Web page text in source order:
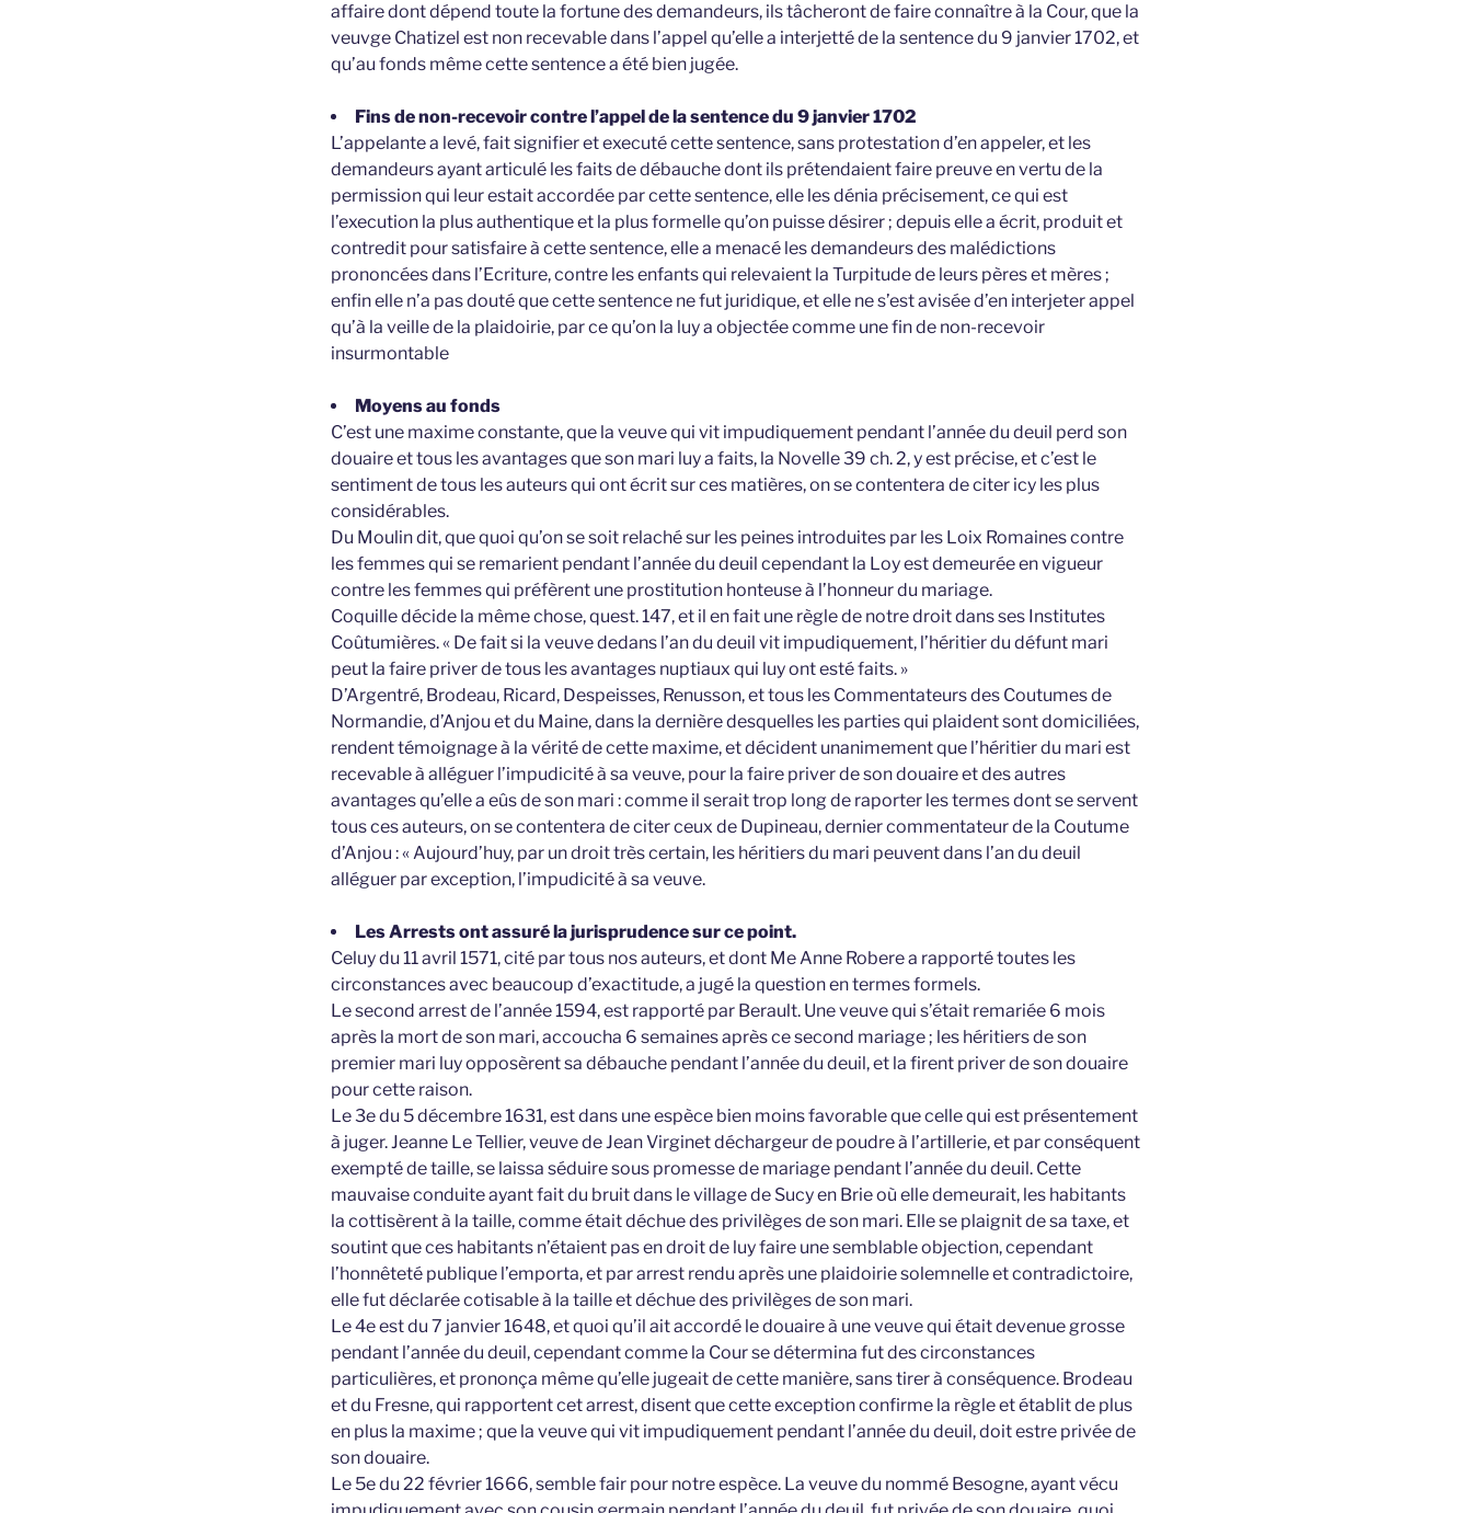
affaire dont dépend toute la fortune des demandeurs, ils tâcheront de faire connaître à la Cour, que la
veuvge Chatizel est non recevable dans l’appel qu’elle a interjetté de la sentence du 9 janvier 1702, et
qu’au fonds même cette sentence a été bien jugée.
Fins de non-recevoir contre l’appel de la sentence du 9 janvier 1702
L’appelante a levé, fait signifier et executé cette sentence, sans protestation d’en appeler, et les
demandeurs ayant articulé les faits de débauche dont ils prétendaient faire preuve en vertu de la
permission qui leur estait accordée par cette sentence, elle les dénia précisement, ce qui est
l’execution la plus authentique et la plus formelle qu’on puisse désirer ; depuis elle a écrit, produit et
contredit pour satisfaire à cette sentence, elle a menacé les demandeurs des malédictions
prononcées dans l’Ecriture, contre les enfants qui relevaient la Turpitude de leurs pères et mères ;
enfin elle n’a pas douté que cette sentence ne fut juridique, et elle ne s’est avisée d’en interjeter appel
qu’à la veille de la plaidoirie, par ce qu’on la luy a objectée comme une fin de non-recevoir
insurmontable
Moyens au fonds
C’est une maxime constante, que la veuve qui vit impudiquement pendant l’année du deuil perd son
douaire et tous les avantages que son mari luy a faits, la Novelle 39 ch. 2, y est précise, et c’est le
sentiment de tous les auteurs qui ont écrit sur ces matières, on se contentera de citer icy les plus
considérables.
Du Moulin dit, que quoi qu’on se soit relaché sur les peines introduites par les Loix Romaines contre
les femmes qui se remarient pendant l’année du deuil cependant la Loy est demeurée en vigueur
contre les femmes qui préfèrent une prostitution honteuse à l’honneur du mariage.
Coquille décide la même chose, quest. 147, et il en fait une règle de notre droit dans ses Institutes
Coûtumières. « De fait si la veuve dedans l’an du deuil vit impudiquement, l’héritier du défunt mari
peut la faire priver de tous les avantages nuptiaux qui luy ont esté faits. »
D’Argentré, Brodeau, Ricard, Despeisses, Renusson, et tous les Commentateurs des Coutumes de
Normandie, d’Anjou et du Maine, dans la dernière desquelles les parties qui plaident sont domiciliées,
rendent témoignage à la vérité de cette maxime, et décident unanimement que l’héritier du mari est
recevable à alléguer l’impudicité à sa veuve, pour la faire priver de son douaire et des autres
avantages qu’elle a eûs de son mari : comme il serait trop long de raporter les termes dont se servent
tous ces auteurs, on se contentera de citer ceux de Dupineau, dernier commentateur de la Coutume
d’Anjou : « Aujourd’huy, par un droit très certain, les héritiers du mari peuvent dans l’an du deuil
alléguer par exception, l’impudicité à sa veuve.
Les Arrests ont assuré la jurisprudence sur ce point.
Celuy du 11 avril 1571, cité par tous nos auteurs, et dont Me Anne Robere a rapporté toutes les
circonstances avec beaucoup d’exactitude, a jugé la question en termes formels.
Le second arrest de l’année 1594, est rapporté par Berault. Une veuve qui s’était remariée 6 mois
après la mort de son mari, accoucha 6 semaines après ce second mariage ; les héritiers de son
premier mari luy opposèrent sa débauche pendant l’année du deuil, et la firent priver de son douaire
pour cette raison.
Le 3e du 5 décembre 1631, est dans une espèce bien moins favorable que celle qui est présentement
à juger. Jeanne Le Tellier, veuve de Jean Virginet déchargeur de poudre à l’artillerie, et par conséquent
exempté de taille, se laissa séduire sous promesse de mariage pendant l’année du deuil. Cette
mauvaise conduite ayant fait du bruit dans le village de Sucy en Brie où elle demeurait, les habitants
la cottisèrent à la taille, comme était déchue des privilèges de son mari. Elle se plaignit de sa taxe, et
soutint que ces habitants n’étaient pas en droit de luy faire une semblable objection, cependant
l’honnêteté publique l’emporta, et par arrest rendu après une plaidoirie solemnelle et contradictoire,
elle fut déclarée cotisable à la taille et déchue des privilèges de son mari.
Le 4e est du 7 janvier 1648, et quoi qu’il ait accordé le douaire à une veuve qui était devenue grosse
pendant l’année du deuil, cependant comme la Cour se détermina fut des circonstances
particulières, et prononça même qu’elle jugeait de cette manière, sans tirer à conséquence. Brodeau
et du Fresne, qui rapportent cet arrest, disent que cette exception confirme la règle et établit de plus
en plus la maxime ; que la veuve qui vit impudiquement pendant l’année du deuil, doit estre privée de
son douaire.
Le 5e du 22 février 1666, semble fair pour notre espèce. La veuve du nommé Besogne, ayant vécu